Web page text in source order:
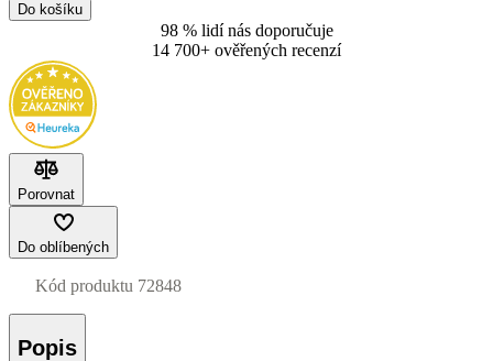
Do košíku
98 % lidí nás doporučuje
14 700+ ověřených recenzí
Porovnat
Do oblíbených
Kód produktu 72848
Popis